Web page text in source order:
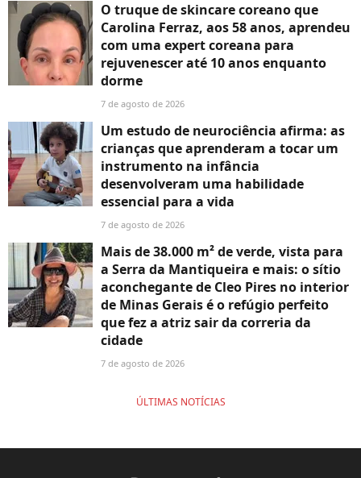
O truque de skincare coreano que
Carolina Ferraz, aos 58 anos, aprendeu
com uma expert coreana para
rejuvenescer até 10 anos enquanto
dorme
7 de agosto de 2026
Um estudo de neurociência afirma: as
crianças que aprenderam a tocar um
instrumento na infância
desenvolveram uma habilidade
essencial para a vida
7 de agosto de 2026
Mais de 38.000 m² de verde, vista para
a Serra da Mantiqueira e mais: o sítio
aconchegante de Cleo Pires no interior
de Minas Gerais é o refúgio perfeito
que fez a atriz sair da correria da
cidade
7 de agosto de 2026
ÚLTIMAS NOTÍCIAS